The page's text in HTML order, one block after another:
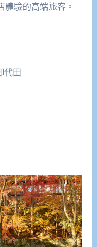
驗的高端旅客。
代田